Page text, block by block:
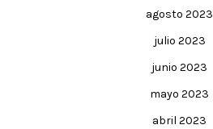
agosto 2023
julio 2023
junio 2023
mayo 2023
abril 2023